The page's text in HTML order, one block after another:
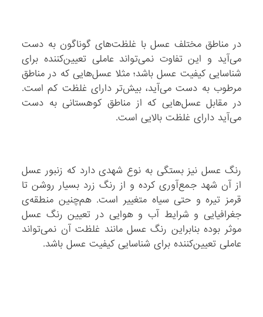
در مناطق مختلف عسل با غلظت‌های گوناگون به دست
می‌آید و این تفاوت نمی‌تواند عاملی تعیین‌کننده برای
شناسایی کیفیت عسل باشد؛ مثلا عسل‌هایی که در مناطق
مرطوب به دست می‌آید، بیش‌تر دارای غلظت کم است.
در مقابل عسل‌هایی که از مناطق کوهستانی به دست
می‌آید دارای غلظت بالایی است.
رنگ عسل نیز بستگی به نوع شهدی دارد که زنبور‌ عسل
از آن شهد جمع‌آوری کرده و از رنگ زرد بسیار روشن تا
قرمز تیره و حتی سیاه متغییر است. هم‌چنین منطقه‌ی
جغرافیایی و شرایط آب و هوایی در تعیین رنگ عسل
موثر بوده بنابراین رنگ عسل مانند غلظت آن نمی‌تواند
عاملی تعیین‌کننده برای شناسایی کیفیت عسل باشد.